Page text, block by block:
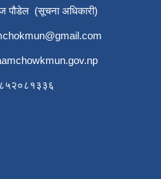
पौडेल (सूचना अधिकारी)